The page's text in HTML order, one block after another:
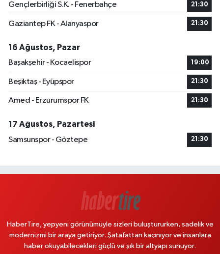
Gençlerbirliği S.K. - Fenerbahçe 21:30
Gaziantep FK - Alanyaspor 21:30
16 Ağustos, Pazar
Başakşehir - Kocaelispor
19:00
Beşiktaş - Eyüpspor 21:30
Amed - Erzurumspor FK 21:30
17 Ağustos, Pazartesi
Samsunspor - Göztepe
21:30
HaberTire, yepyeni görünümüyle sizleri buluştururken, sadelik ve
modernizmi bir araya getiriyor. Şatafattan kaçınıyor ve insanlara
haber okuyabilecekleri güçlü ve şık bir altyapı sunuyor.